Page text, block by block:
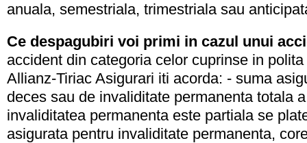
anuala, semestriala, trimestriala sau
Ce despagubiri voi primi in cazul unui
accident din categoria celor cuprinse in
Allianz-Tiriac Asigurari iti acorda: - suma
deces sau de invaliditate permanenta totala
invaliditatea permanenta este partiala se
asigurata pentru invaliditate permanenta,